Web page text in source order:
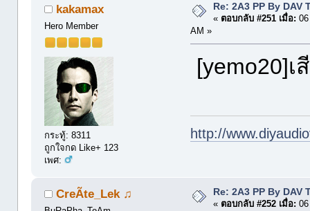
kakamax
Hero Member
กระทู้: 8311
ถูกใจกด Like+ 123
เพศ:
Re: 2A3 PP By DAV
« ตอบกลับ #251 เมื่อ:
AM »
[yemo20]เ
http://
CreÃte_Lek ♫ Re: 2A3 PP By DAV
« ตอบกลับ #252 เมื่อ: